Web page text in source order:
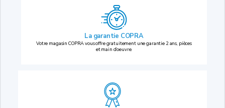
La garantie COPRA
Votre magasin COPRA vous offre gratuitement une garantie 2 ans, pièces
et main d’oeuvre.